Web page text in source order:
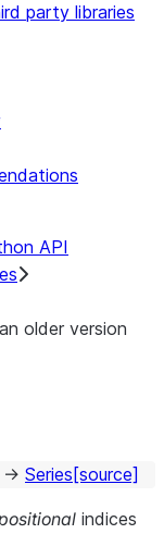
party libraries
API
older version
→ Series [source]
indices